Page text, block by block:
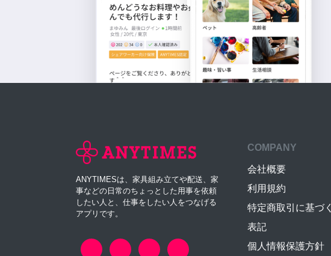
ANYTIMESは、家具組み立てや配送、家
事などの日常のちょっとした用事を依頼
したい人と、仕事をしたい人をつなげる
アプリです。
COMPANY
会社概要
利用規約
特定商取引に基づく
表記
個人情報保護方針